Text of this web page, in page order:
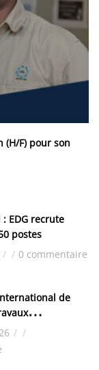
(H/F) pour son
: EDG recrute
postes
/ / 0 commentaire
de
de la zone
(PAZIF)
/ /